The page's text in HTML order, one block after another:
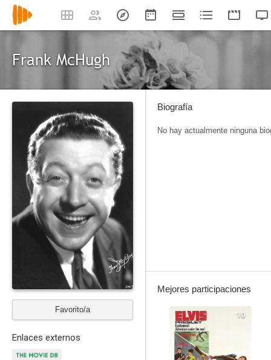
Frank McHugh
Favorito/a
Enlaces externos
Biografía
No hay actualmente ninguna
Mejores participaciones
10